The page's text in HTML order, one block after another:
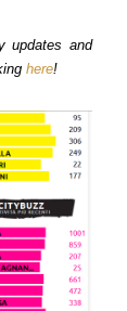
updates and
here!